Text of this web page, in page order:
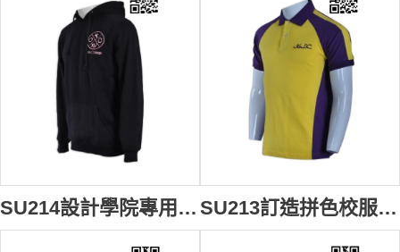
SU214設計學院專用校服 訂購學生用校服 澳洲中小學校服 自訂大碼校服 校服專營hk SU213訂造拼色校服 度身訂造校服 PE衫 體育衫 運動服 設計大碼校服 校友會 舊生紀念 校服制服公司